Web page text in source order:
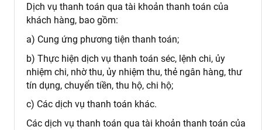
Dịch vụ thanh toán qua tài khoản thanh toán của
khách hàng, bao gồm:
a) Cung ứng phương tiện thanh toán;
b) Thực hiện dịch vụ thanh toán séc, lệnh chi, ủy
nhiệm chi, nhờ thu, ủy nhiệm thu, thẻ ngân hàng, thư
tín dụng, chuyển tiền, thu hộ, chi hộ;
c) Các dịch vụ thanh toán khác.
Các dịch vụ thanh toán qua tài khoản thanh toán của